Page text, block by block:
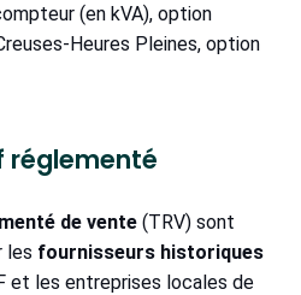
(en kVA), option
Heures Pleines, option
réglementé
de vente (TRV) sont
les fournisseurs historiques
et les entreprises locales de